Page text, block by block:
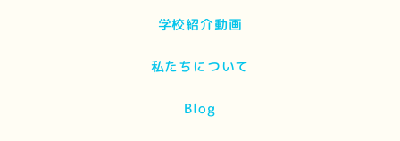
学校紹介動画
私たちについて
Blog